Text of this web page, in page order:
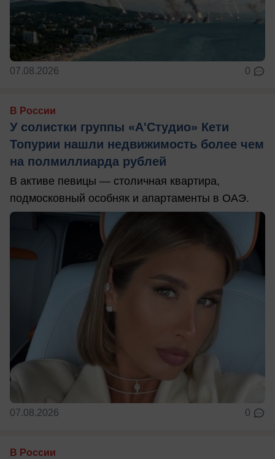
07.08.2026 0
В России
У солистки группы «А'Студио» Кети
Топурии нашли недвижимость более чем
на полмиллиарда рублей
В активе певицы — столичная квартира,
подмосковный особняк и апартаменты в ОАЭ.
07.08.2026 0
В России